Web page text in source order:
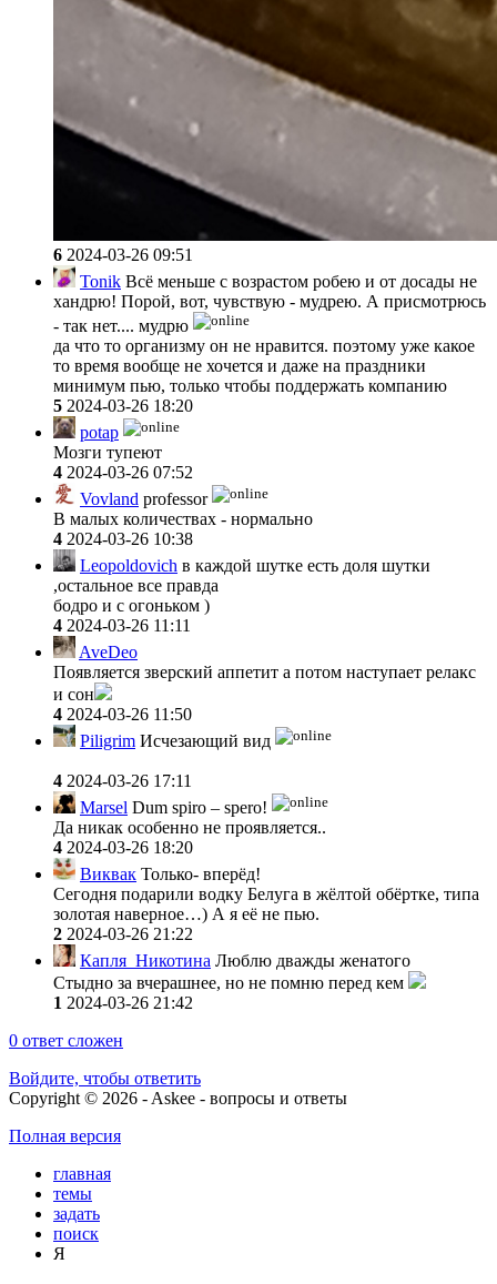
6 2024-03-26 09:51
Tonik Всё меньше с возрастом робею и от досады не
хандрю! Порой, вот, чувствую - мудрею. А присмотрюсь
- так нет.... мудрю
да что то организму он не нравится. поэтому уже какое
то время вообще не хочется и даже на праздники
минимум пью, только чтобы поддержать компанию
5 2024-03-26 18:20
potap
Мозги тупеют
4 2024-03-26 07:52
Vovland professor
В малых количествах - нормально
4 2024-03-26 10:38
Leopoldovich в каждой шутке есть доля шутки
,остальное все правда
бодро и с огоньком )
4 2024-03-26 11:11
AveDeo
Появляется зверский аппетит а потом наступает релакс
и сон
4 2024-03-26 11:50
Piligrim Исчезающий вид
4 2024-03-26 17:11
Marsel Dum spiro – spero!
Да никак особенно не проявляется..
4 2024-03-26 18:20
Виквак Только- вперёд!
Сегодня подарили водку Белуга в жёлтой обёртке, типа
золотая наверное…) А я её не пью.
2 2024-03-26 21:22
Капля_Никотина Люблю дважды женатого
Стыдно за вчерашнее, но не помню перед кем
1 2024-03-26 21:42
0 ответ сложен
Войдите, чтобы ответить
Copyright © 2026 - Askee - вопросы и ответы
Полная версия
главная
темы
задать
поиск
Я